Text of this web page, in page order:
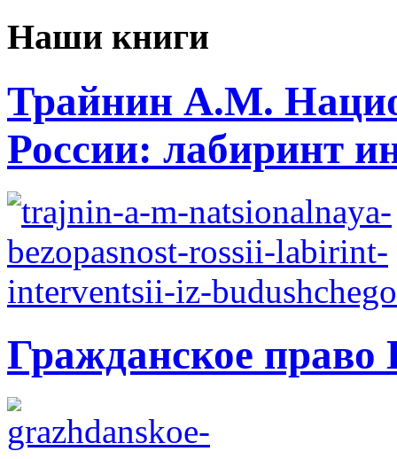
Наши книги
Трайнин А.М.
России: лабиринт
Гражданское право